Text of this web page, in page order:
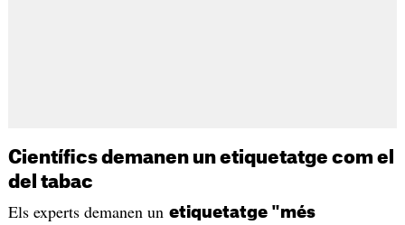
Científics demanen un etiquetatge com el
del tabac
Els experts demanen un etiquetatge "més